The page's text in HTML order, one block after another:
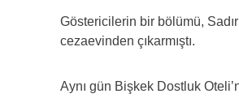
Göstericilerin bir bölümü,
cezaevinden çıkarmıştı.
Aynı gün Bişkek Dostluk